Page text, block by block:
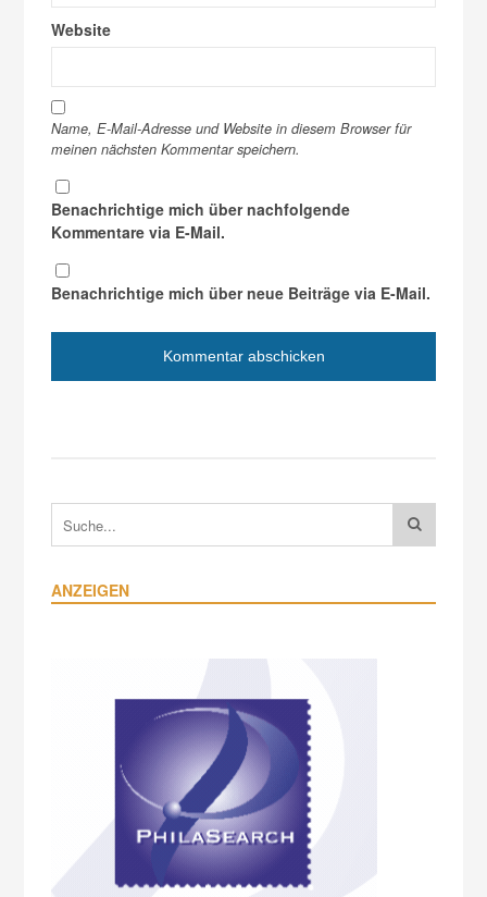
Website
Name, E-Mail-Adresse und Website in diesem Browser für
meinen nächsten Kommentar speichern.
Benachrichtige mich über nachfolgende
Kommentare via E-Mail.
Benachrichtige mich über neue Beiträge via E-Mail.
ANZEIGEN